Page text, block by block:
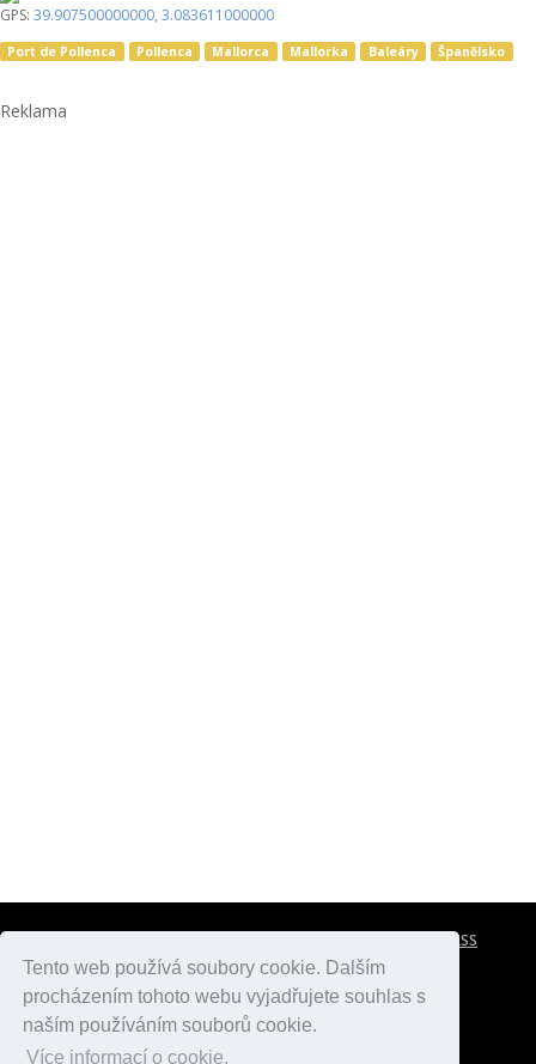
Tento web používá soubory cookie. Dalším
procházením tohoto webu vyjadřujete souhlas s
naším používáním souborů cookie.
Více informací o cookie.
GPS: 39.907500000000, 3.083611000000
Port de Pollenca Pollenca Mallorca Mallorka Baleáry Španělsko
Reklama
RSS
atlaspamatek.info